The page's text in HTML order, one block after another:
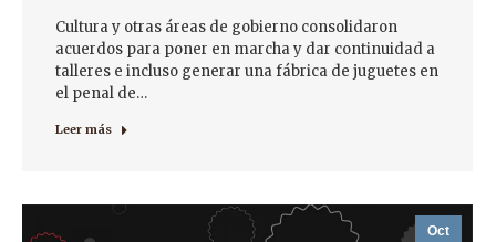
Cultura y otras áreas de gobierno consolidaron
acuerdos para poner en marcha y dar continuidad a
talleres e incluso generar una fábrica de juguetes en
el penal de…
Leer más
Oct